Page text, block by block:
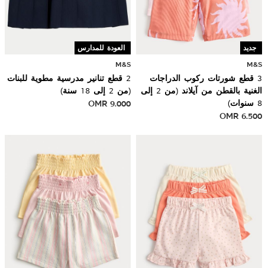
جديد
M&S
3 قطع شورتات ركوب الدراجات
الغنية بالقطن من آيلاند (من 2 إلى
8 سنوات)
OMR 6.500
العودة للمدارس
M&S
2 قطع تنانير مدرسية مطوية للبنات
(من 2 إلى 18 سنة)
OMR9.000